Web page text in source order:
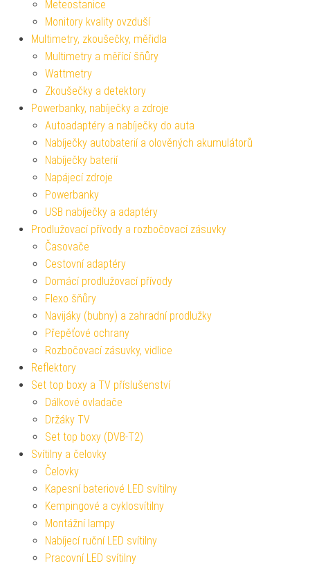
Meteostanice
Monitory kvality ovzduší
Multimetry, zkoušečky, měřidla
Multimetry a měřící šňůry
Wattmetry
Zkoušečky a detektory
Powerbanky, nabíječky a zdroje
Autoadaptéry a nabíječky do auta
Nabíječky autobaterií a olověných akumulátorů
Nabíječky baterií
Napájecí zdroje
Powerbanky
USB nabíječky a adaptéry
Prodlužovací přívody a rozbočovací zásuvky
Časovače
Cestovní adaptéry
Domácí prodlužovací přívody
Flexo šňůry
Navijáky (bubny) a zahradní prodlužky
Přepěťové ochrany
Rozbočovací zásuvky, vidlice
Reflektory
Set top boxy a TV příslušenství
Dálkové ovladače
Držáky TV
Set top boxy (DVB-T2)
Svítilny a čelovky
Čelovky
Kapesní bateriové LED svítilny
Kempingové a cyklosvítilny
Montážní lampy
Nabíjecí ruční LED svítilny
Pracovní LED svítilny